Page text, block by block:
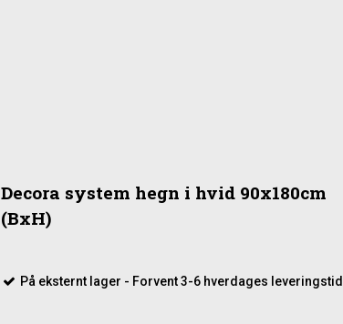
Decora system hegn i hvid 90x180cm
(BxH)
På eksternt lager - Forvent 3-6 hverdages leveringstid